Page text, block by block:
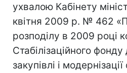
ухвалою Кабінету
квітня 2009 р. № 462
розподілу в 2009 році
Стабілізаційного
закупівлі і